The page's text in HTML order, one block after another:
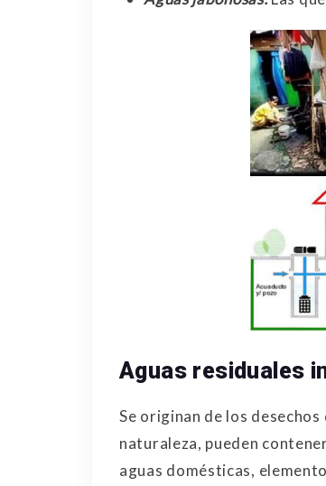
Aguas residuales
Se originan de los
naturaleza, pueden
aguas domésticas,